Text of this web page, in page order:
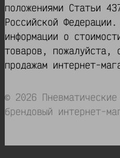
положениями Статьи
Российской
информации о
товаров, пожалуйста,
продажам интернет-
© 2026
брендовый интернет-